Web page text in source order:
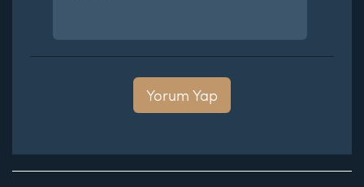
Yorum Yap